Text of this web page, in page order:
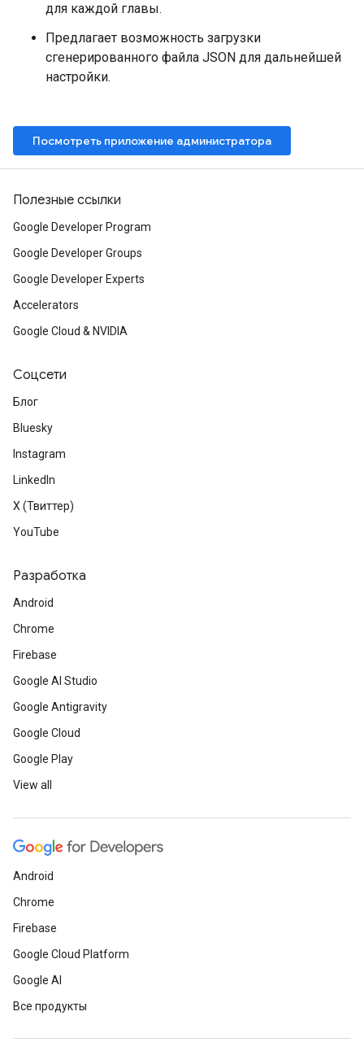
для каждой главы.
Предлагает возможность загрузки
сгенерированного файла JSON для дальнейшей
настройки.
Посмотреть приложение администратора
Полезные ссылки
Google Developer Program
Google Developer Groups
Google Developer Experts
Accelerators
Google Cloud & NVIDIA
Соцсети
Блог
Bluesky
Instagram
LinkedIn
X (Твиттер)
YouTube
Разработка
Android
Chrome
Firebase
Google AI Studio
Google Antigravity
Google Cloud
Google Play
View all
Android
Chrome
Firebase
Google Cloud Platform
Google AI
Все продукты